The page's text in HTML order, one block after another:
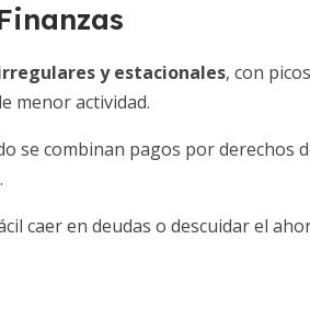
y estacionales, con
menor actividad.
se combinan pagos por derechos
caer en deudas o descuidar el